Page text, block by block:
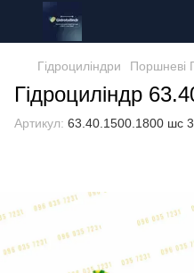
Гідроциліндри Поршневі
Гідроциліндр
Артикул: 63.40.1500.1800 шс